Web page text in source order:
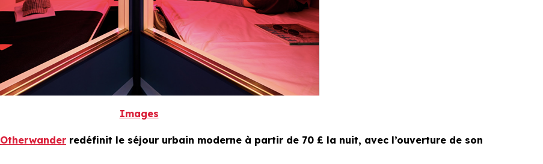
Images
Otherwander redéfinit le séjour urbain moderne à partir de 70 £ la nuit, avec l’ouverture de son